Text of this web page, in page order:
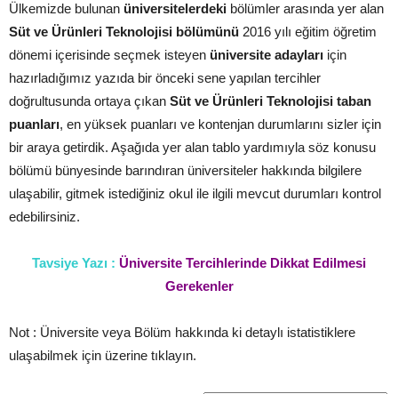
Ülkemizde bulunan üniversitelerdeki bölümler arasında yer alan
Süt ve Ürünleri Teknolojisi bölümünü 2016 yılı eğitim öğretim
dönemi içerisinde seçmek isteyen üniversite adayları için
hazırladığımız yazıda bir önceki sene yapılan tercihler
doğrultusunda ortaya çıkan Süt ve Ürünleri Teknolojisi taban
puanları, en yüksek puanları ve kontenjan durumlarını sizler için
bir araya getirdik. Aşağıda yer alan tablo yardımıyla söz konusu
bölümü bünyesinde barındıran üniversiteler hakkında bilgilere
ulaşabilir, gitmek istediğiniz okul ile ilgili mevcut durumları kontrol
edebilirsiniz.
Tavsiye Yazı : Üniversite Tercihlerinde Dikkat Edilmesi
Gerekenler
Not : Üniversite veya Bölüm hakkında ki detaylı istatistiklere
ulaşabilmek için üzerine tıklayın.